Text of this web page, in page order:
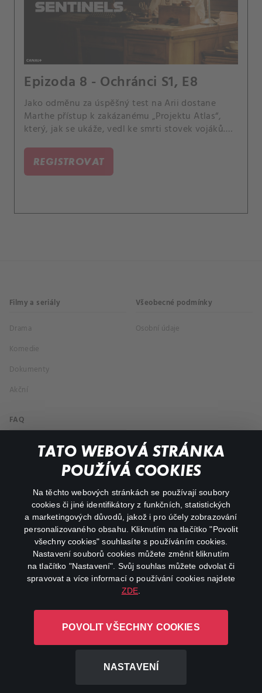
TATO WEBOVÁ STRÁNKA
POUŽÍVÁ COOKIES
Na těchto webových stránkách se používají soubory
cookies či jiné identifikátory z funkčních, statistických
a marketingových důvodů, jakož i pro účely zobrazování
personalizovaného obsahu. Kliknutím na tlačítko "Povolit
všechny cookies" souhlasíte s používáním cookies.
Nastavení souborů cookies můžete změnit kliknutím
na tlačítko "Nastavení". Svůj souhlas můžete odvolat či
spravovat a více informací o používání cookies najdete
ZDE
POVOLIT VŠECHNY COOKIES
NASTAVENÍ
Epizoda 8 - Ochránci S1, E8
Jako odměnu za úspěšný test na Arii dostane
Marthe přístup k zakázanému „Projektu Atlas“,
který, jak se ukáže, vedl ke smrti stovek vojáků.
něčemu velkému, a nehodlá zastavit své
vyšetřování iniciativy Atlas, zejména pokud
existuje možnost, že souvisí se zmizením jejího
REGISTROVAT
Filmy a seriály
Drama
Komedie
Dokumenty
Akční
Všeobecné podmínky
Osobní údaje
FAQ
Můj účet
Důležité odkazy
facebookinstagram
youtube
L-1246 Luxembourg R.C.S.